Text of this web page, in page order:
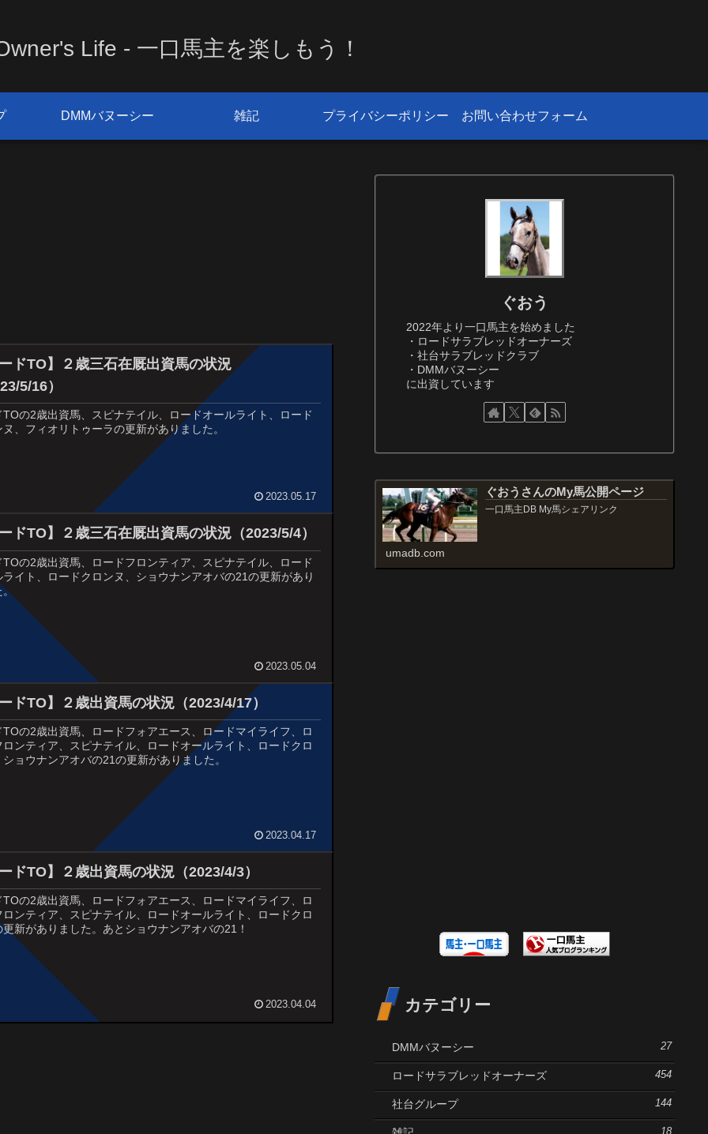
Life - 一口馬主を楽しもう！
DMMバヌーシー 雑記 プライバシーポリシー お問い合わせフォーム
ードTO】２歳三石在厩出資馬の状況
5/16）
TOの2歳出資馬、スピナテイル、ロードオールライト、ロード
ヌ、フィオリトゥーラの更新がありました。
2023.05.17
ードTO】２歳三石在厩出資馬の状況（2023/5/4）
TOの2歳出資馬、ロードフロンティア、スピナテイル、ロード
ライト、ロードクロンヌ、ショウナンアオバの21の更新があり
2023.05.04
ードTO】２歳出資馬の状況（2023/4/17）
TOの2歳出資馬、ロードフォアエース、ロードマイライフ、ロ
ロンティア、スピナテイル、ロードオールライト、ロードクロ
ショウナンアオバの21の更新がありました。
2023.04.17
ードTO】２歳出資馬の状況（2023/4/3）
TOの2歳出資馬、ロードフォアエース、ロードマイライフ、ロ
ロンティア、スピナテイル、ロードオールライト、ロードクロ
更新がありました。あとショウナンアオバの21！
2023.04.04
ぐおう
2022年より一口馬主を始めました
・ロードサラブレッドオーナーズ
・社台サラブレッドクラブ
・DMMバヌーシー
に出資しています
ぐおうさんのMy馬公開ページ
一口馬主DB My馬シェアリンク
umadb.com
カテゴリー
DMMバヌーシー 27
ロードサラブレッドオーナーズ 454
社台グループ 144